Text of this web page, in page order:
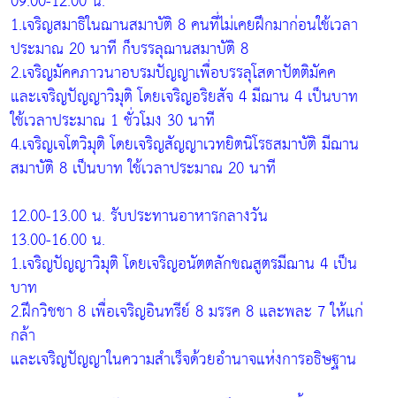
1.เจริญสมาธิในฌานสมาบัติ 8 คนที่ไม่เคยฝึกมาก่อนใช้เวลา
ประมาณ 20 นาที ก็บรรลุฌานสมาบัติ 8
2.เจริญมัคคภาวนาอบรมปัญญาเพื่อบรรลุโสดาปัตติมัคค
และเจริญปัญญาวิมุติ โดยเจริญอริยสัจ 4 มีฌาน 4 เป็นบาท
ใช้เวลาประมาณ 1 ชั่วโมง 30 นาที
4.เจริญเจโตวิมุติ โดยเจริญสัญญาเวทยิตนิโรธสมาบัติ มีฌาน
สมาบัติ 8 เป็นบาท ใช้เวลาประมาณ 20 นาที
12.00-13.00 น. รับประทานอาหารกลางวัน
13.00-16.00 น.
1.เจริญปัญญาวิมุติ โดยเจริญอนัตตลักขณสูตรมีฌาน 4 เป็น
บาท
2.ฝึกวิชชา 8 เพื่อเจริญอินทรีย์ 8 มรรค 8 และพละ 7 ให้แก่
กล้า
และเจริญปัญญาในความสำเร็จด้วยอำนาจแห่งการอธิษฐาน